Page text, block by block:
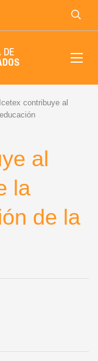
contribuye al
al
la
de la